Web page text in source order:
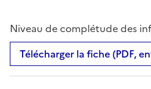
Niveau de complétude des
Télécharger la fiche (PDF,